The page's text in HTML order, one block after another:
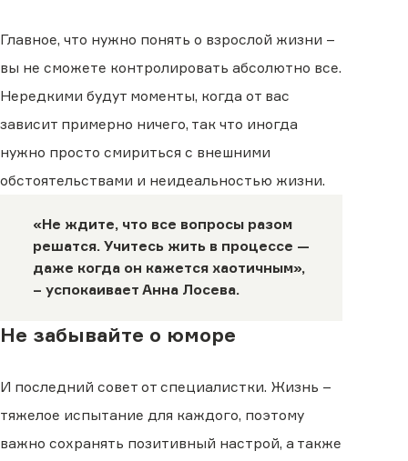
Главное, что нужно понять о взрослой жизни –
вы не сможете контролировать абсолютно все.
Нередкими будут моменты, когда от вас
зависит примерно ничего, так что иногда
нужно просто смириться с внешними
обстоятельствами и неидеальностью жизни.
«Не ждите, что все вопросы разом
решатся. Учитесь жить в процессе —
даже когда он кажется хаотичным»,
– успокаивает Анна Лосева.
Не забывайте о юморе
И последний совет от специалистки. Жизнь –
тяжелое испытание для каждого, поэтому
важно сохранять позитивный настрой, а также